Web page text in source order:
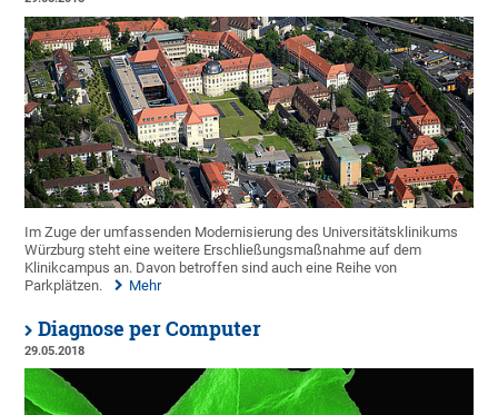
Im Zuge der umfassenden Modernisierung des Universitätsklinikums
Würzburg steht eine weitere Erschließungsmaßnahme auf dem
Klinikcampus an. Davon betroffen sind auch eine Reihe von
Parkplätzen.
Mehr
Diagnose per Computer
29.05.2018